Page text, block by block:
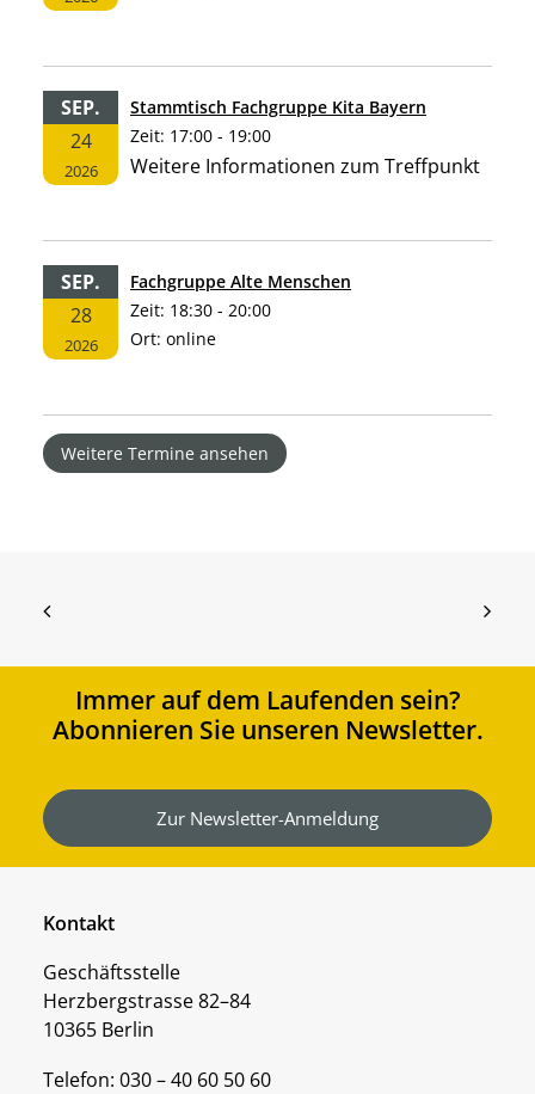
SEP.
24
2026
Stammtisch Fachgruppe Kita Bayern
Zeit: 17:00 - 19:00
Weitere Informationen zum Treffpunkt
SEP.
28
2026
Fachgruppe Alte Menschen
Zeit: 18:30 - 20:00
Ort: online
Weitere Termine ansehen
Immer auf dem Laufenden sein?
Abonnieren Sie unseren Newsletter.
Zur Newsletter-Anmeldung
Kontakt
Geschäftsstelle
Herzbergstrasse 82–84
10365 Berlin
Telefon: 030 – 40 60 50 60